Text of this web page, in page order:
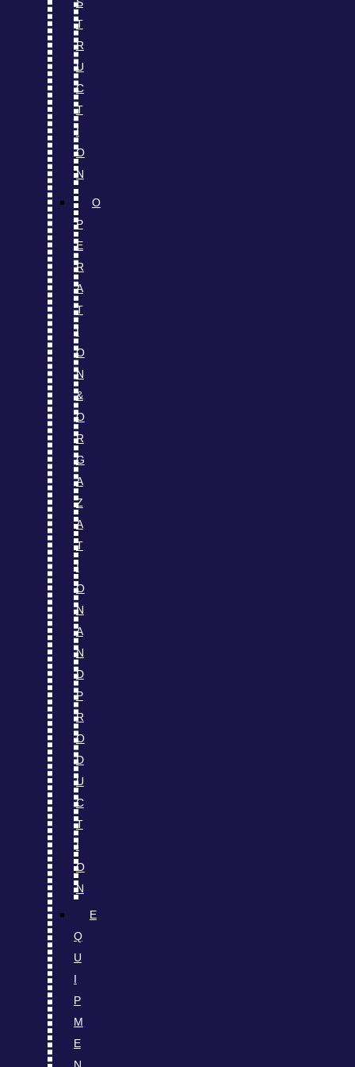
T
R
U
C
T
I
O
N
O
P
E
R
A
T
I
O
N
&
O
R
G
A
Z
A
T
I
O
N
A
N
D
P
R
O
D
U
C
T
I
O
N
E
Q
U
I
P
M
E
N